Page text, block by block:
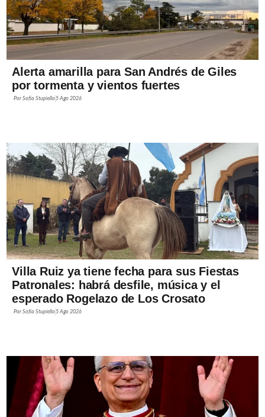
Alerta amarilla para San Andrés de Giles
por tormenta y vientos fuertes
PorSofía Stupiello5 Ago 2026
Villa Ruiz ya tiene fecha para sus Fiestas
Patronales: habrá desfile, música y el
esperado Rogelazo de Los Crosato
PorSofía Stupiello5 Ago 2026